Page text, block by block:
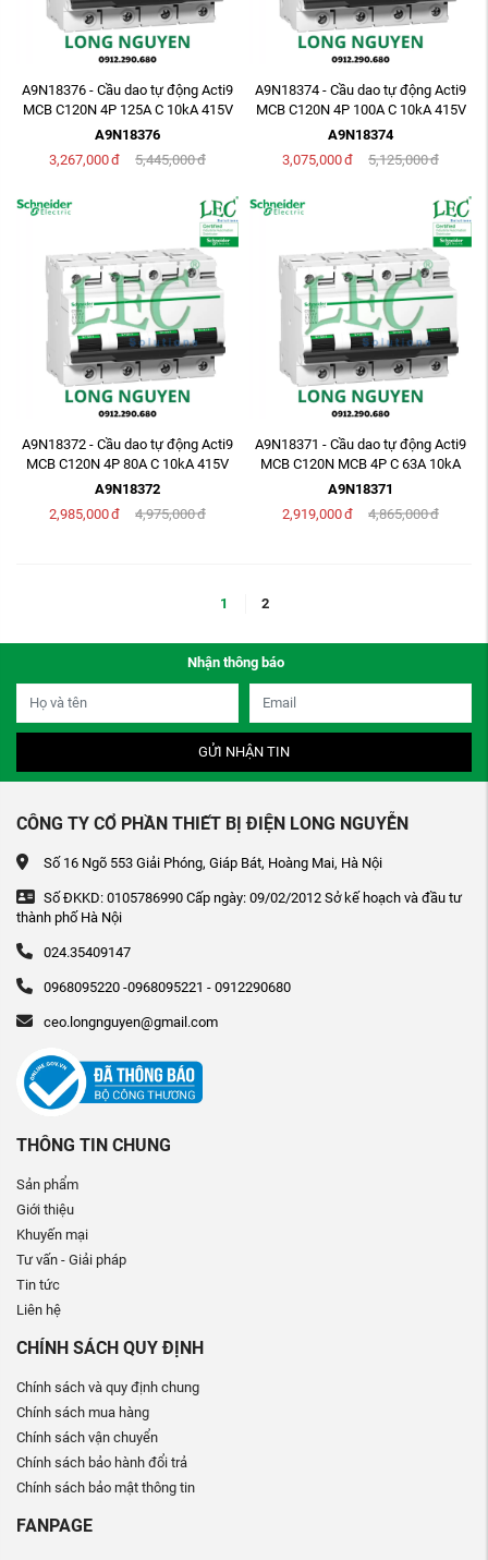
A9N18376 - Cầu dao tự động Acti9
MCB C120N 4P 125A C 10kA 415V
A9N18376
3,267,000đ 5,445,000đ
A9N18374 - Cầu dao tự động Acti9
MCB C120N 4P 100A C 10kA 415V
A9N18374
3,075,000đ 5,125,000đ
A9N18372 - Cầu dao tự động Acti9
MCB C120N 4P 80A C 10kA 415V
A9N18372
2,985,000đ 4,975,000đ
A9N18371 - Cầu dao tự động Acti9
MCB C120N MCB 4P C 63A 10kA
415V
A9N18371
2,919,000đ 4,865,000đ
1 2
Nhận thông báo
GỬI NHẬN TIN
CÔNG TY CỔ PHẦN THIẾT BỊ ĐIỆN LONG NGUYỄN
Số 16 Ngõ 553 Giải Phóng, Giáp Bát, Hoàng Mai, Hà Nội
Số ĐKKD: 0105786990 Cấp ngày: 09/02/2012 Sở kế hoạch và đầu tư
thành phố Hà Nội
024.35409147
0968095220 -0968095221 - 0912290680
ceo.longnguyen@gmail.com
THÔNG TIN CHUNG
Sản phẩm
Giới thiệu
Khuyến mại
Tư vấn - Giải pháp
Tin tức
Liên hệ
CHÍNH SÁCH QUY ĐỊNH
Chính sách và quy định chung
Chính sách mua hàng
Chính sách vận chuyển
Chính sách bảo hành đổi trả
Chính sách bảo mật thông tin
FANPAGE